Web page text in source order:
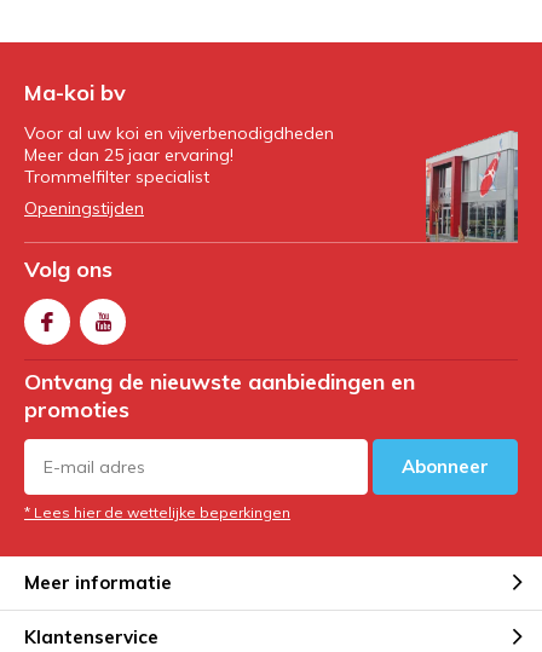
Ma-koi bv
Voor al uw koi en vijverbenodigdheden
Meer dan 25 jaar ervaring!
Trommelfilter specialist
Openingstijden
Volg ons
Ontvang de nieuwste aanbiedingen en
promoties
Abonneer
* Lees hier de wettelijke beperkingen
Meer informatie
Klantenservice